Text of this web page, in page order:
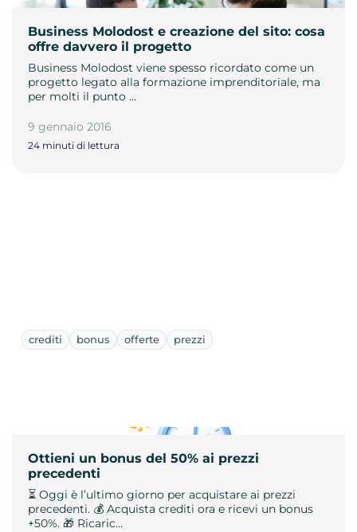
Business Molodost e creazione del sito: cosa
offre davvero il progetto
Business Molodost viene spesso ricordato come un
progetto legato alla formazione imprenditoriale, ma
per molti il punto …
9 gennaio 2016
24 minuti di lettura
crediti bonus offerte prezzi
Ottieni un bonus del 50% ai prezzi
precedenti
⏳ Oggi è l’ultimo giorno per acquistare ai prezzi
precedenti. 💰 Acquista crediti ora e ricevi un bonus
+50%. 🎁 Ricaric…